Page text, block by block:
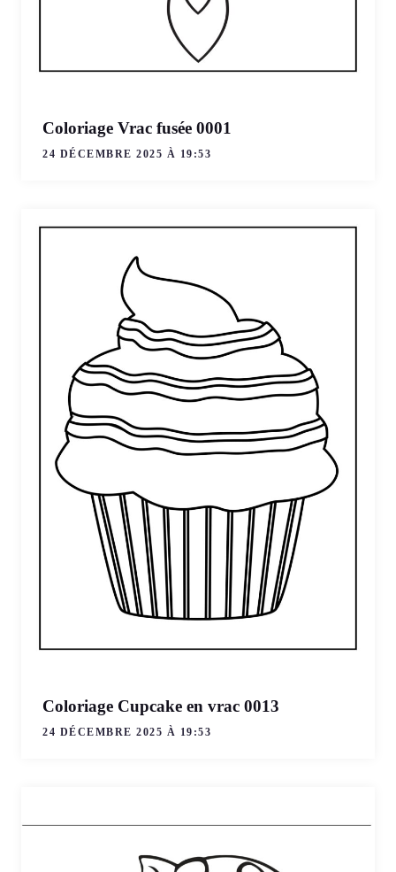
Coloriage Vrac fusée 0001
24 DÉCEMBRE 2025 À 19:53
Coloriage Cupcake en vrac 0013
24 DÉCEMBRE 2025 À 19:53